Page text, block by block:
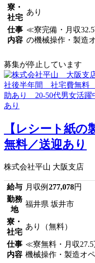
寮・
社宅
あり
仕事
内容
≪寮完備・月収
の機械操作・製造
募集が停止しています
【レシート紙
無料／送迎あり
株式会社平山 大阪支店
給与 月収例 277,078円
勤務
地
福井県 坂井市
寮・
社宅
あり（無料）
仕事
内容
≪寮無料・月収
機械操作・製造オ